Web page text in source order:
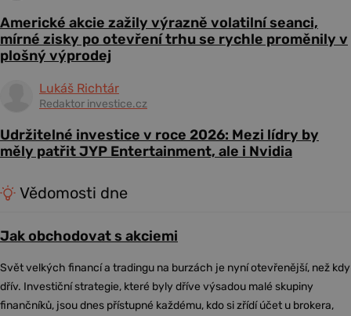
Americké akcie zažily výrazně volatilní seanci,
mírné zisky po otevření trhu se rychle proměnily v
plošný výprodej
Lukáš Richtár
Redaktor investice.cz
Udržitelné investice v roce 2026: Mezi lídry by
měly patřit JYP Entertainment, ale i Nvidia
Vědomosti dne
Jak obchodovat s akciemi
Svět velkých financí a tradingu na burzách je nyní otevřenější, než kdy
dřív. Investiční strategie, které byly dříve výsadou malé skupiny
finančníků, jsou dnes přístupné každému, kdo si zřídí účet u brokera,